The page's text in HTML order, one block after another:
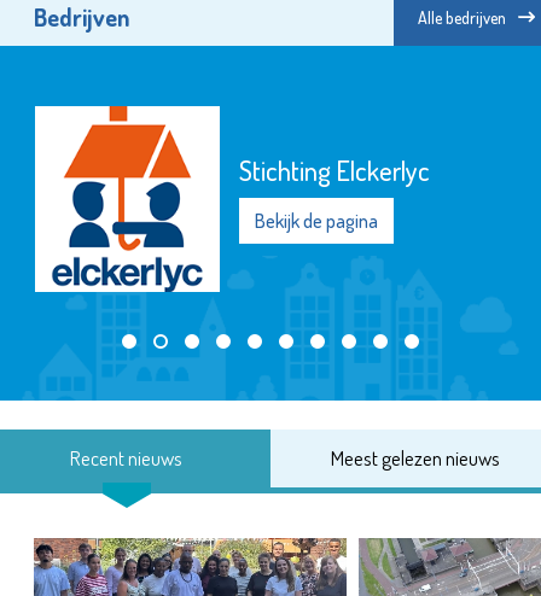
Bedrijven Alle bedrijven
Stichting Elckerlyc
Bekijk de pagina
Recent nieuws Meest gelezen nieuws